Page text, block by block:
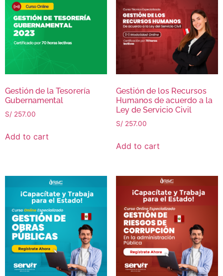
Gestión de la Tesorería
Gubernamental
S/ 257.00
Add to cart
Gestión de los Recursos
Humanos de acuerdo a la
Ley de Servicio Civil
S/257.00
Add to cart